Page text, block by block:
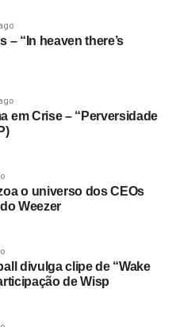
– “In heaven there’s
em Crise – “Perversidade
o universo dos CEOs
Weezer
divulga clipe de “Wake
de Wisp